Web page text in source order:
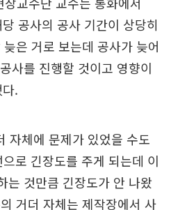
공사의 공사 기간이 상당히
은 거로 보는데 공사가 늦어
사를 진행할 것이고 영향이
.
자체에 문제가 있었을 수도
로 긴장도를 주게 되는데 이
는 것만큼 긴장도가 안 나왔
거더 자체는 제작장에서 사